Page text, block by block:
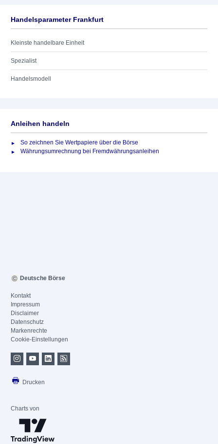
Handelsparameter Frankfurt
Kleinste handelbare Einheit
Spezialist
Handelsmodell
Anleihen handeln
So zeichnen Sie Wertpapiere über die Börse
Währungsumrechnung bei Fremdwährungsanleihen
Deutsche Börse
Kontakt
Impressum
Disclaimer
Datenschutz
Markenrechte
Cookie-Einstellungen
Drucken
Charts von